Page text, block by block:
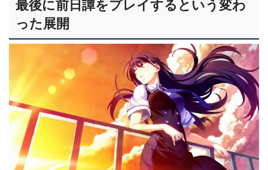
最後に前日譚をプレイするという変わ
った展開